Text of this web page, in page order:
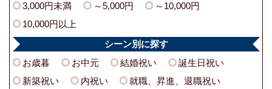
3,000円未満 ～5,000円
～10,000円
10,000円以上
シーン別に探す
お歳暮 お中元 結婚祝い
誕生日祝い
新築祝い
内祝い 就職、昇進、退職祝い